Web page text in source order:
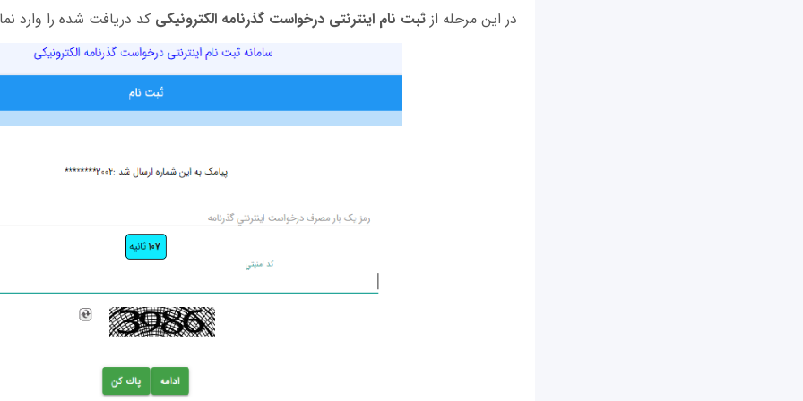
در این مرحله از ثبت نام اینترنتی درخواست گذرنامه الکترونیکی کد دریافت شده را وارد